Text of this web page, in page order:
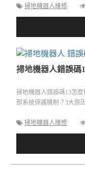
掃地機器人維修
掃地機器人錯誤碼
掃地機器人錯誤碼13怎
部系統保護機制？3大原
掃地機器人維修